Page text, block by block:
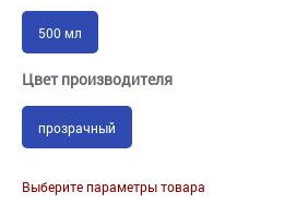
500 мл
Цвет производителя
прозрачный
Выберите параметры товара